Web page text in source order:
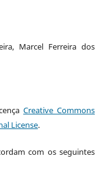
Marcel Ferreira dos
Creative Commons
License.
com os seguintes